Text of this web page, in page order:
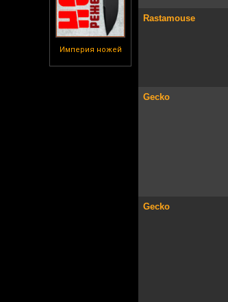
Империя ножей
Rastamouse
Gecko
Gecko